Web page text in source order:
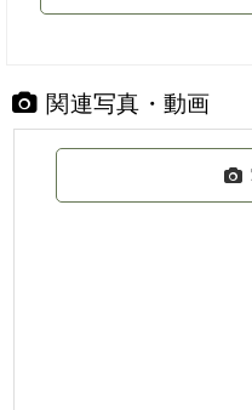
関連写真・動画